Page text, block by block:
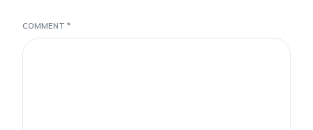
COMMENT*